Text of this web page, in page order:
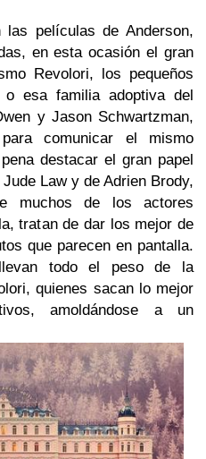
películas de Anderson,
en esta ocasión el gran
Revolori, los pequeños
esa familia adoptiva del
y Jason Schwartzman,
comunicar el mismo
destacar el gran papel
Law y de Adrien Brody,
muchos de los actores
tratan de dar los mejor de
que parecen en pantalla.
todo el peso de la
quienes sacan lo mejor
amoldándose a un